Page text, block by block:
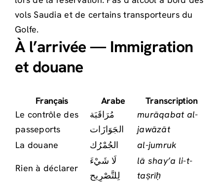
vols Saudia et de certains transporteurs du
Golfe.
À l’arrivée — Immigration
et douane
Français Arabe
Transcription
Le contrôle des
passeports
مُرَاقَبَة
الجَوَازَات
murāqabat al-
jawāzāt
La douane
الجُمْرُك al-jumruk
Rien à déclarer
لَا شَيْءَ
لِلتَّصْرِيح
lā shay’a li-t-
taṣrīḥ